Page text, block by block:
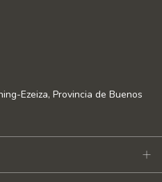
Ezeiza, Provincia de Buenos